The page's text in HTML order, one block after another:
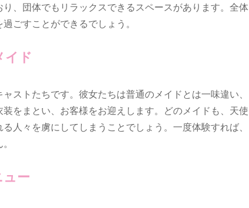
、団体でもリラックスできるスペースがあります。全体
ごすことができるでしょう。
イド
ストたちです。彼女たちは普通のメイドとは一味違い、
をまとい、お客様をお迎えします。どのメイドも、天使
人々を虜にしてしまうことでしょう。一度体験すれば、
ュー